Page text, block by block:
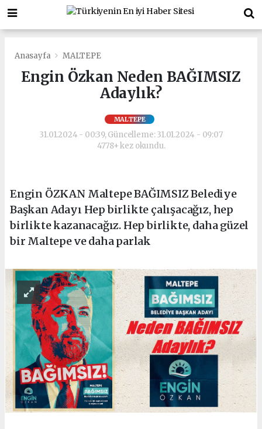
Anasayfa MALTEPE
Engin Özkan Neden BAĞIMSIZ
Adaylık?
MALTEPE
31.01.2024 - 00:39, Güncelleme: 31.01.2024 - 09:07
4778+ kez okundu.
Engin ÖZKAN Maltepe BAĞIMSIZ Belediye
Başkan Adayı Hep birlikte çalışacağız, hep
birlikte kazanacağız. Hep birlikte, daha güzel
bir Maltepe ve daha parlak